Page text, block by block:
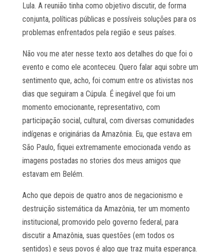
Lula. A reunião tinha como objetivo discutir, de forma
conjunta, políticas públicas e possíveis soluções para os
problemas enfrentados pela região e seus países.
Não vou me ater nesse texto aos detalhes do que foi o
evento e como ele aconteceu. Quero falar aqui sobre um
sentimento que, acho, foi comum entre os ativistas nos
dias que seguiram a Cúpula. É inegável que foi um
momento emocionante, representativo, com
participação social, cultural, com diversas comunidades
indígenas e originárias da Amazônia. Eu, que estava em
São Paulo, fiquei extremamente emocionada vendo as
imagens postadas no stories dos meus amigos que
estavam em Belém.
Acho que depois de quatro anos de negacionismo e
destruição sistemática da Amazônia, ter um momento
institucional, promovido pelo governo federal, para
discutir a Amazônia, suas questões (em todos os
sentidos) e seus povos é algo que traz muita esperança.